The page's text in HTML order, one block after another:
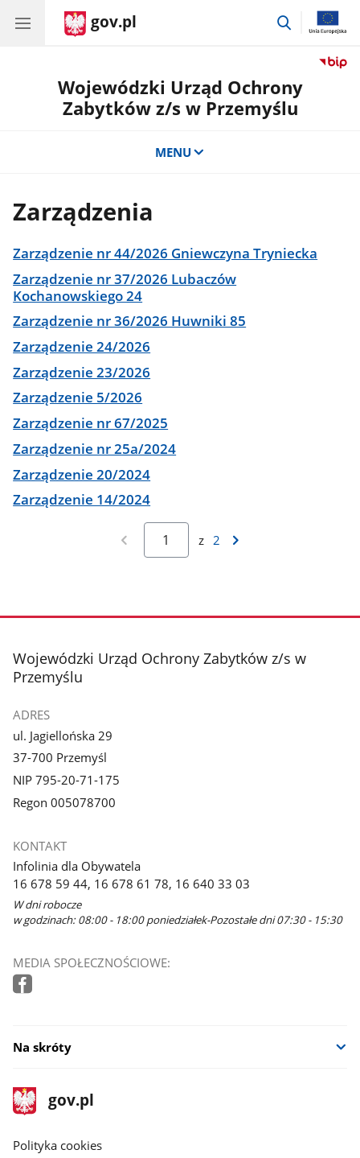
gov.pl
przejdź
Wojewódzki Urząd Ochrony
Zabytków z/s w Przemyślu
MENU
Zarządzenia
Zarządzenie nr 44/2026 Gniewczyna Tryniecka
Zarządzenie nr 37/2026 Lubaczów
Kochanowskiego 24
Zarządzenie nr 36/2026 Huwniki 85
Zarządzenie 24/2026
Zarządzenie 23/2026
Zarządzenie 5/2026
Zarządzenie nr 67/2025
Zarządzenie nr 25a/2024
Zarządzenie 20/2024
Zarządzenie 14/2024
z 2
stopka
Wojewódzki Urząd Ochrony Zabytków z/s w
Przemyślu
ADRES
ul. Jagiellońska 29
37-700 Przemyśl
NIP 795-20-71-175
Regon 005078700
KONTAKT
Infolinia dla Obywatela
16 678 59 44, 16 678 61 78, 16 640 33 03
W dni robocze
w godzinach: 08:00 - 18:00 poniedziałek-Pozostałe dni 07:30 - 15:30
MEDIA SPOŁECZNOŚCIOWE:
Na skróty
stopka
gov.pl
Strona
gov.pl
gov.pl
Polityka cookies